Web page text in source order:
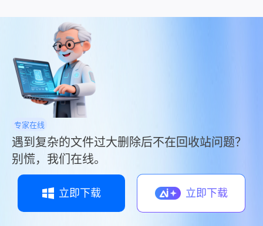
专家在线
遇到复杂的文件过大删除后不在回收站问题？
别慌，我们在线。
立即下载 立即下载